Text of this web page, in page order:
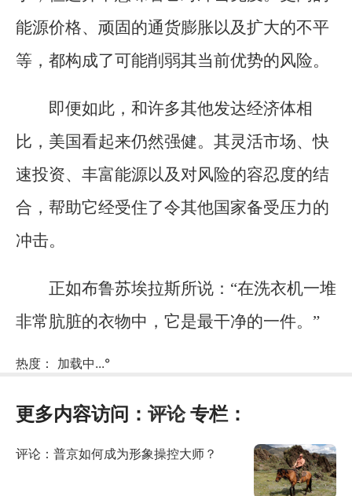
能源价格、顽固的通货膨胀以及扩大的不平
等，都构成了可能削弱其当前优势的风险。
即便如此，和许多其他发达经济体相
比，美国看起来仍然强健。其灵活市场、快
速投资、丰富能源以及对风险的容忍度的结
合，帮助它经受住了令其他国家备受压力的
冲击。
正如布鲁苏埃拉斯所说：“在洗衣机一堆
非常肮脏的衣物中，它是最干净的一件。”
热度： 加载中...°
更多内容访问： 评论专栏：
评论：普京如何成为形象操控大师？